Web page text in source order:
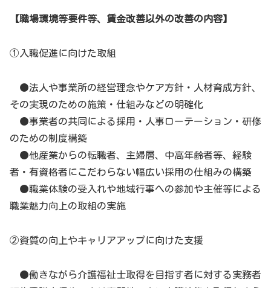
【職場環境等要件等、賃金改善以外の改善の内容】
①入職促進に向けた取組
●法人や事業所の経営理念やケア方針・人材育成方針、
その実現のための施策・仕組みなどの明確化
●事業者の共同による採用・人事ローテーション・研修
のための制度構築
●他産業からの転職者、主婦層、中高年齢者等、経験
者・有資格者にこだわらない幅広い採用の仕組みの構築
●職業体験の受入れや地域行事への参加や主催等による
職業魅力向上の取組の実施
②資質の向上やキャリアアップに向けた支援
●働きながら介護福祉士取得を目指す者に対する実務者